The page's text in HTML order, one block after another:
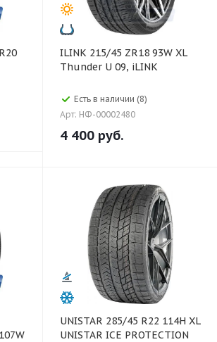
ILINK 215/45 ZR18 93W XL
Thunder U 09, iLINK
Есть в наличии (8)
Арт: НФ-00002480
4 400 руб.
UNISTAR 285/45 R22 114H XL
UNISTAR ICE PROTECTION